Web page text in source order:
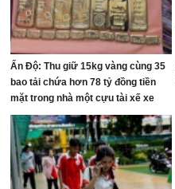
Ấn Độ: Thu giữ 15kg vàng cùng 35
bao tải chứa hơn 78 tỷ đồng tiền
mặt trong nhà một cựu tài xế xe
buýt